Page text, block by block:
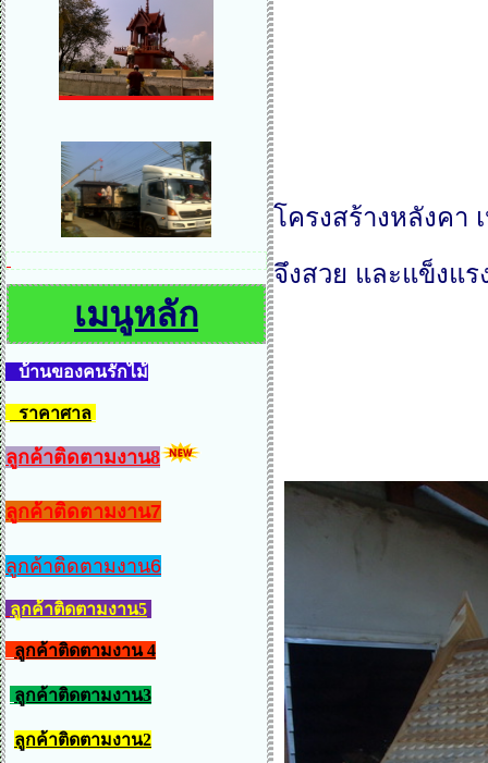
เมนูหลัก
บ้านของคนรักไม้
ราคาศาล
ลูกค้าติดตามงาน8
ลูกค้าติดตามงาน7
ลูกค้าติดตามงาน6
ลูกค้าติดตามงาน5
ลูกค้าติดตามงาน 4
ลูกค้าติดตามงาน3
ลูกค้าติดตามงาน2
โครงสร้างหลังคา
จึงสวย และแข็งแ